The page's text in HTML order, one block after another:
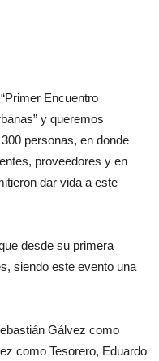
Encuentro
y queremos
personas, en donde
proveedores y en
dar vida a este
desde su primera
siendo este evento una
Gálvez como
como Tesorero, Eduardo